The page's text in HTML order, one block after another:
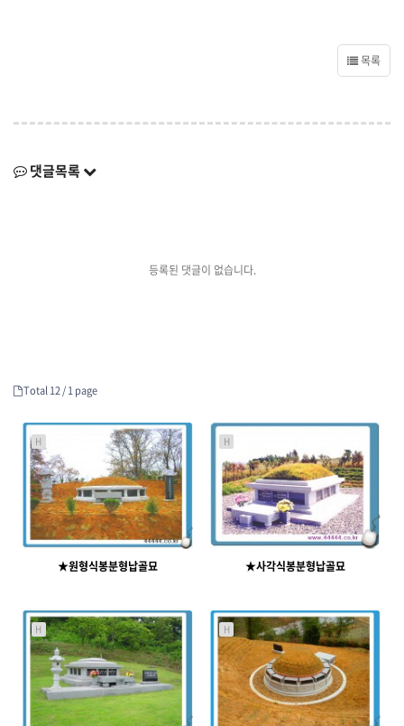
목록
댓글목록
등록된 댓글이 없습니다.
Total 12 /1 page
H
운영진
★원형식봉분형납골묘
H
운영진
★사각식봉분형납골묘
H H